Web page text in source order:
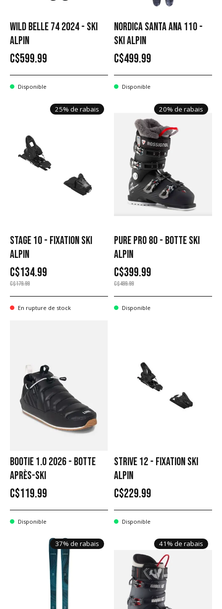
WILD BELLE 74 2024 - SKI
ALPIN
C$599.99
Disponible
NORDICA SANTA ANA 110 -
SKI ALPIN
C$499.99
Disponible
25% de rabais
STAGE 10 - FIXATION SKI
ALPIN
C$134.99
C$179.99
En rupture de stock
20% de rabais
PURE PRO 80 - BOTTE SKI
ALPIN
C$399.99
C$499.99
Disponible
BOOTIE 1.0 2026 - BOTTE
APRÈS-SKI
C$119.99
Disponible
STRIVE 12 - FIXATION SKI
ALPIN
C$229.99
Disponible
37% de rabais 41% de rabais